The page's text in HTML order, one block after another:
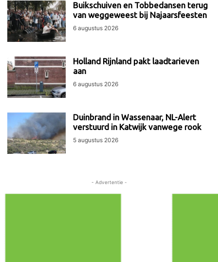
Buikschuiven en Tobbedansen terug
van weggeweest bij Najaarsfeesten
6 augustus 2026
Holland Rijnland pakt laadtarieven
aan
6 augustus 2026
Duinbrand in Wassenaar, NL-Alert
verstuurd in Katwijk vanwege rook
5 augustus 2026
- Advertentie -